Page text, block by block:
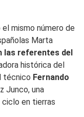
mismo número de
Marta
las referentes del
histórica del
técnico Fernando
Junco, una
ciclo en tierras